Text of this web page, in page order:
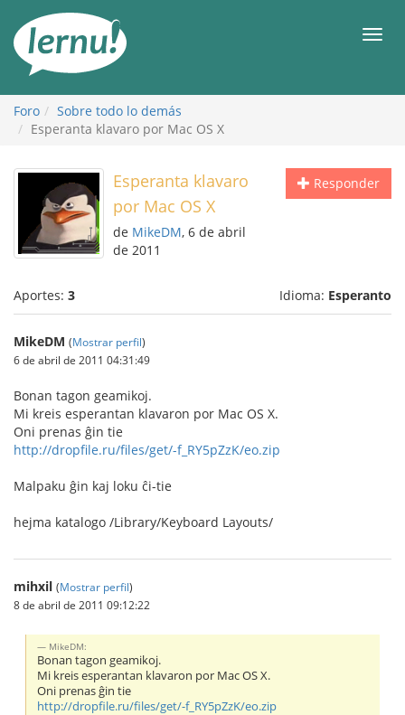
Foro
Sobre todo lo demás
Esperanta klavaro por Mac OS X
Responder
Esperanta klavaro
por Mac OS X
de MikeDM, 6 de abril
de 2011
Aportes: 3 Idioma: Esperanto
MikeDM (Mostrar perfil)
6 de abril de 2011 04:31:49
Bonan tagon geamikoj.
Mi kreis esperantan klavaron por Mac OS X.
Oni prenas ĝin tie
http://dropfile.ru/files/get/-f_RY5pZzK/eo.zip
Malpaku ĝin kaj loku ĉi-tie
hejma katalogo /Library/Keyboard Layouts/
mihxil (Mostrar perfil)
8 de abril de 2011 09:12:22
MikeDM:
Bonan tagon geamikoj.
Mi kreis esperantan klavaron por Mac OS X.
Oni prenas ĝin tie
http://dropfile.ru/files/get/-f_RY5pZzK/eo.zip